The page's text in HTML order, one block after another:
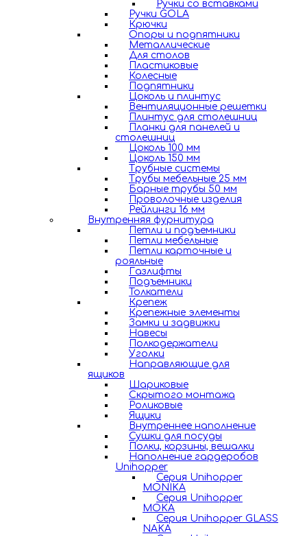
Ручки со вставками
Ручки GOLA
Крючки
Опоры и подпятники
Металлические
Для столов
Пластиковые
Колесные
Подпятники
Цоколь и плинтус
Вентиляционные решетки
Плинтус для столешниц
Планки для панелей и
столешниц
Цоколь 100 мм
Цоколь 150 мм
Трубные системы
Трубы мебельные 25 мм
Барные трубы 50 мм
Проволочные изделия
Рейлинги 16 мм
Внутренняя фурнитура
Петли и подъемники
Петли мебельные
Петли карточные и
рояльные
Газлифты
Подъемники
Толкатели
Крепеж
Крепежные элементы
Замки и задвижки
Навесы
Полкодержатели
Уголки
Направляющие для
ящиков
Шариковые
Скрытого монтажа
Роликовые
Ящики
Внутреннее наполнение
Сушки для посуды
Полки, корзины, вешалки
Наполнение гардеробов
Unihopper
Серия Unihopper
MONIKA
Серия Unihopper
MOKA
Серия Unihopper GLASS
NAKA